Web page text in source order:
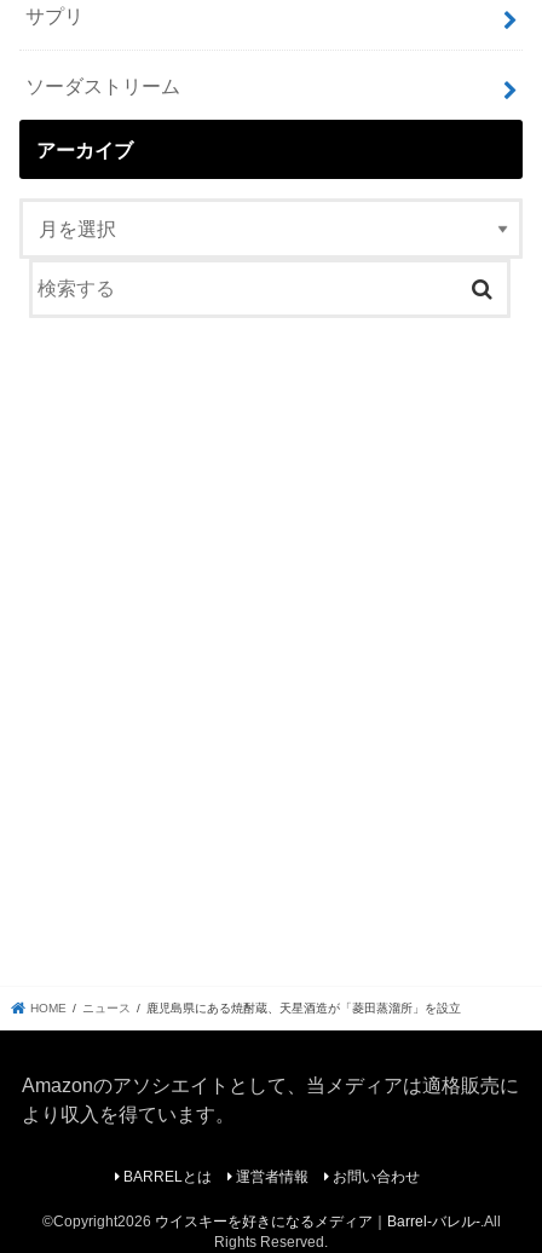
サプリ
ソーダストリーム
アーカイブ
HOME ニュース 鹿児島県にある焼酎蔵、天星酒造が「菱田蒸溜所」を設立
Amazonのアソシエイトとして、当メディアは適格販売に
より収入を得ています。
BARRELとは 運営者情報 お問い合わせ
©Copyright2026 ウイスキーを好きになるメディア｜Barrel-バレル-.All
Rights Reserved.